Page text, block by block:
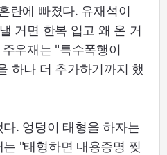
란에 빠졌다. 유재석이
거면 한복 입고 왜 온 거
우재는 "특수폭행이
하나 더 추가하기까지 했
. 엉덩이 태형을 하자는
"태형하면 내용증명 찢